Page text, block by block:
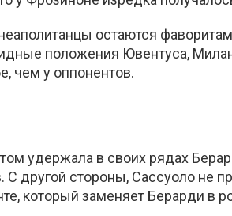
остаются
положения Ювентуса,
чем у оппонентов.
удержала в своих рядах
С другой стороны, Сассуоло не
который заменяет Берарди в